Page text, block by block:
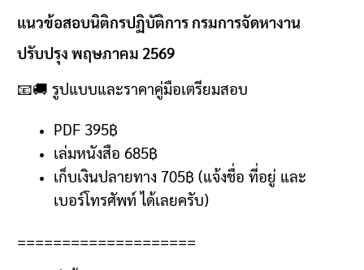
แนวข้อสอบนิติกรปฏิบัติการ กรมการจัดหางาน
ปรับปรุง พฤษภาคม 2569
📧🚚รูปแบบและราคาคู่มือเตรียมสอบ
PDF 395฿
เล่มหนังสือ 685฿
เก็บเงินปลายทาง 705฿ (แจ้งชื่อ ที่อยู่ และ
เบอร์โทรศัพท์ ได้เลยครับ)
====================